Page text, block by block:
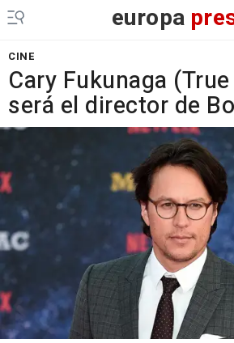
europa
CINE
Cary Fukunaga
será el director de